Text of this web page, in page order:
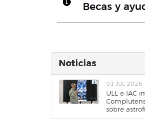
Becas y
Noticias
01 JUL 2026
ULL e IAC
sobre